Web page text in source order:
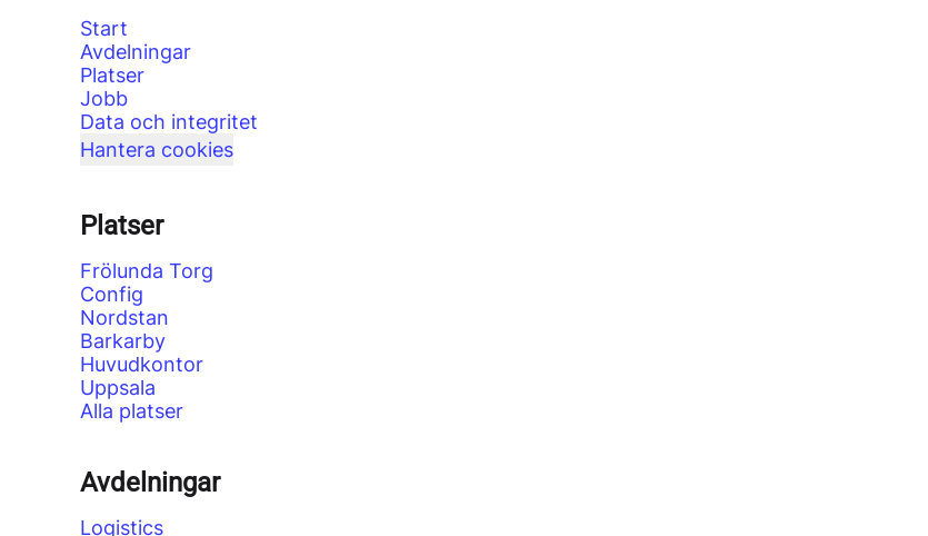
Start
Avdelningar
Platser
Jobb
Data och integritet
Hantera cookies
Platser
Frölunda Torg
Config
Nordstan
Barkarby
Huvudkontor
Uppsala
Alla platser
Avdelningar
Logistics